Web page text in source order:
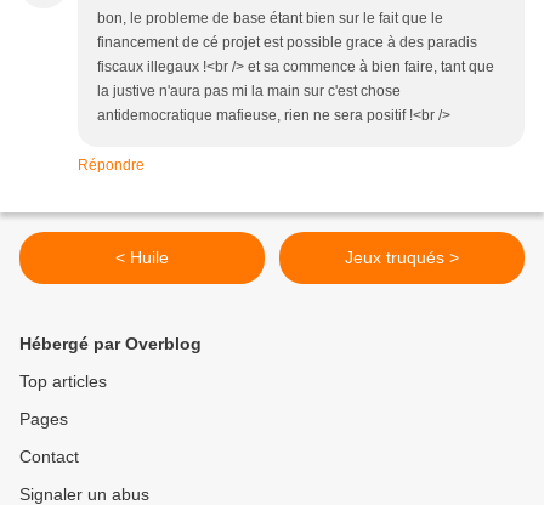
bon, le probleme de base étant bien sur le fait que le
financement de cé projet est possible grace à des paradis
fiscaux illegaux !<br /> et sa commence à bien faire, tant que
la justive n'aura pas mi la main sur c'est chose
antidemocratique mafieuse, rien ne sera positif !<br />
Répondre
< Huile Jeux truqués >
Hébergé par Overblog
Top articles
Pages
Contact
Signaler un abus